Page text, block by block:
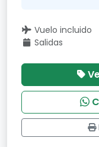
Vuelo incluido
Salidas